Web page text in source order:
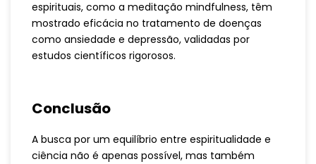
espirituais, como a meditação mindfulness, têm
mostrado eficácia no tratamento de doenças
como ansiedade e depressão, validadas por
estudos científicos rigorosos.
Conclusão
A busca por um equilíbrio entre espiritualidade e
ciência não é apenas possível, mas também